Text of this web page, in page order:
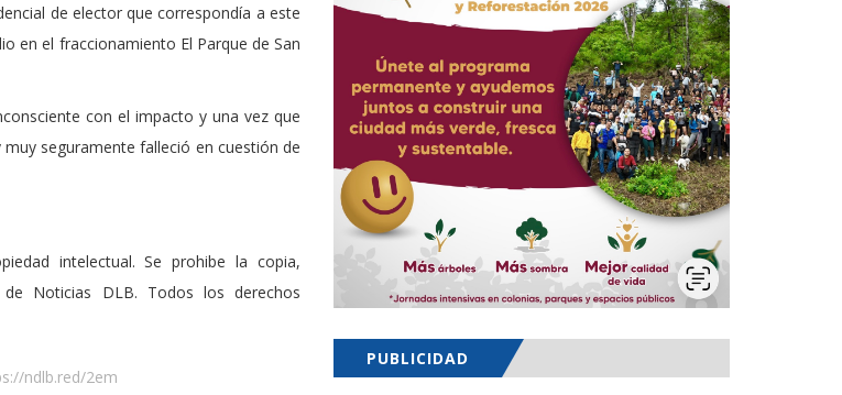
de elector que correspondía a este
en el fraccionamiento El Parque de San
con el impacto y una vez que
seguramente falleció en cuestión de
intelectual. Se prohibe la copia,
Noticias DLB. Todos los derechos
ndlb.red/2em
PUBLICIDAD